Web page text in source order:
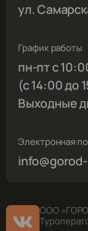
ул.
График работы
пн-пт с
(с 14:00 до
Выходные
Электронная
ООО